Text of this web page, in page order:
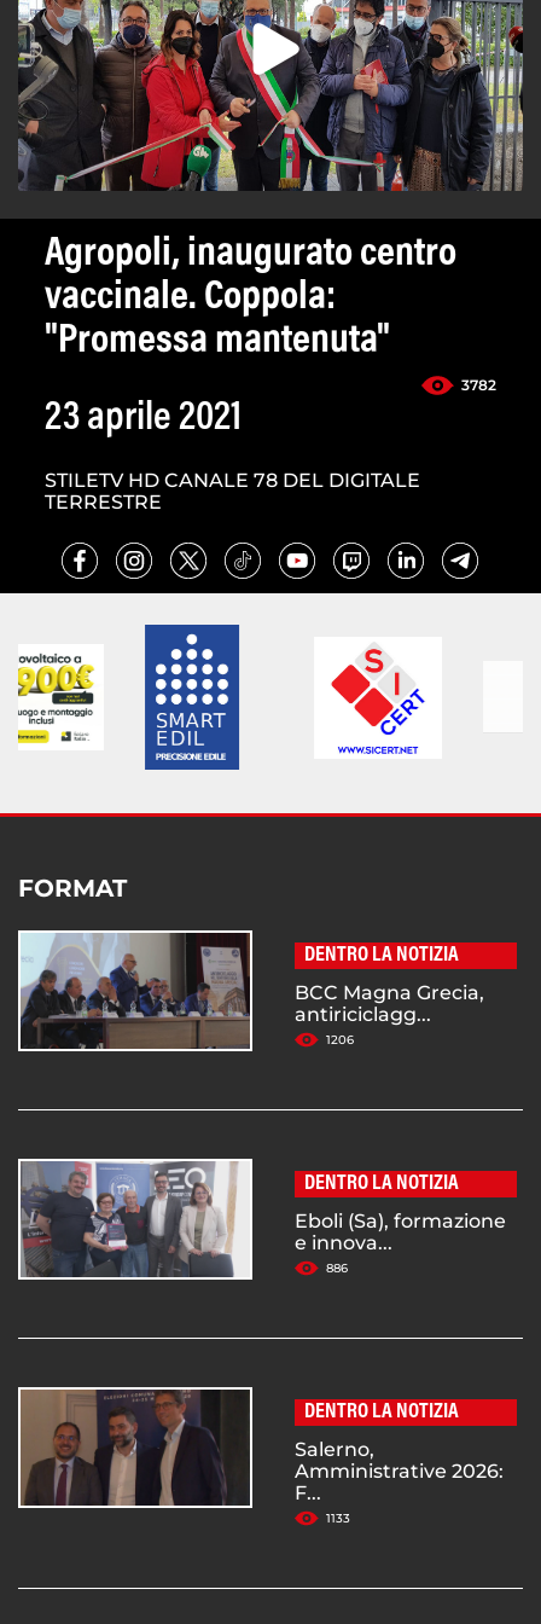
Agropoli, inaugurato centro
vaccinale. Coppola:
"Promessa mantenuta"
3782
23 aprile 2021
STILETV HD CANALE 78 DEL DIGITALE
TERRESTRE
FORMAT
DENTRO LA NOTIZIA
BCC Magna Grecia,
antiriciclagg...
1206
DENTRO LA NOTIZIA
Eboli (Sa), formazione
e innova...
886
DENTRO LA NOTIZIA
Salerno,
Amministrative 2026:
F...
1133